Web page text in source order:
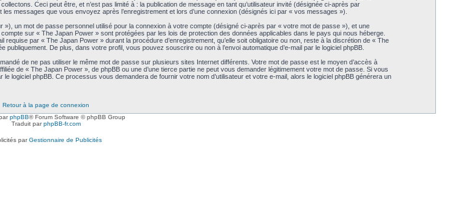
Ceci peut être, et n’est pas limité à : la publication de message en tant qu’utilisateur invité (désignée ci-après par
messages que vous envoyez après l’enregistrement et lors d’une connexion (désignés ici par « vos messages »).
un mot de passe personnel utilisé pour la connexion à votre compte (désigné ci-après par « votre mot de passe »), et une
sur « The Japan Power » sont protégées par les lois de protection des données applicables dans le pays qui nous héberge.
par « The Japan Power » durant la procédure d’enregistrement, qu’elle soit obligatoire ou non, reste à la discrétion de « The
De plus, dans votre profil, vous pouvez souscrire ou non à l’envoi automatique d’e-mail par le logiciel phpBB.
de ne pas utiliser le même mot de passe sur plusieurs sites Internet différents. Votre mot de passe est le moyen d’accès à
de « The Japan Power », de phpBB ou une d’une tierce partie ne peut vous demander légitimement votre mot de passe. Si vous
logiciel phpBB. Ce processus vous demandera de fournir votre nom d’utilisateur et votre e-mail, alors le logiciel phpBB générera un
Retour à la page de connexion
phpBB® Forum Software © phpBB Group
Traduit parphpBB-fr.com
parGestionnaire de Publicités